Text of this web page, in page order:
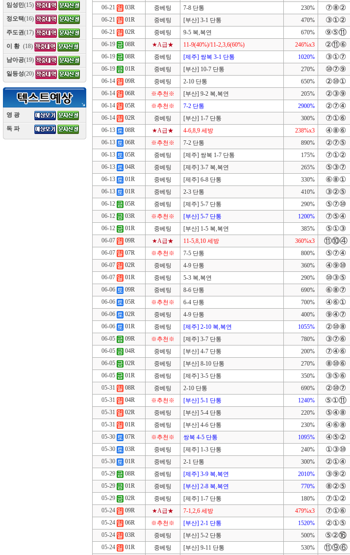
임성민(15)
정오택(16)
주도권(17)
이 황 (18)
남아공(19)
일등성(20)
영 광
독 파
06-21
03R 중베팅 7-8 단통 230% ⑦⑧②
06-21
01R 중베팅 [부산] 3-1 단통 470% ③①②
06-21
02R 중베팅 9-5 복,복연 670% ⑨⑤⑪
06-19
08R ★A급★ 11-9(40%)/11-2,3,6(60%) 246%x3 ②⑪⑥
06-19
08R 중베팅 [제주] 쌍복 3-1 단통 1020% ③①⑦
06-19
01R 중베팅 [부산] 10-7 단통 270% ⑩⑦⑨
06-14
09R 중베팅 2-10 단통 650% ②⑩①
06-14
06R ※추천※ [부산] 9-2 복,복연 205% ②③⑨
06-14
05R ※추천※ 7-2 단통 2900% ②⑦④
06-14
02R 중베팅 [부산] 1-7 단통 300% ⑦①⑥
06-13
08R ★A급★ 4-6,8,9 세방 238%x3 ④⑧⑥
06-13
06R ※추천※ 7-2 단통 890% ②⑦⑤
06-13
05R 중베팅 [제주] 쌍복 1-7 단통 175% ⑦①②
06-13
04R 중베팅 [제주] 3-7 복,복연 265% ⑤③⑦
06-13
01R 중베팅 [제주] 6-8 단통 330% ⑥⑧①
06-13
01R 중베팅 2-3 단통 410% ③②⑤
06-12
05R 중베팅 [제주] 5-7 단통 290% ⑤⑦⑩
06-12
03R ※추천※ [부산] 5-7 단통 1200% ⑦⑤④
06-12
01R 중베팅 [부산] 1-5 복,복연 385% ⑤①③
06-07
09R ★A급★ 11-5,8,10 세방 360%x3 ⑪⑩④
06-07
07R ※추천※ 7-5 단통 800% ⑤⑦④
06-07
02R 중베팅 4-9 단통 360% ④⑨⑩
06-07
01R 중베팅 5-3 복,복연 290% ⑩③⑤
06-06
09R 중베팅 8-6 단통 690% ⑥⑧⑦
06-06
05R ※추천※ 6-4 단통 700% ④⑥①
06-06
02R 중베팅 4-9 단통 400% ⑨④⑦
06-06
01R 중베팅 [제주] 2-10 복,복연 1055% ②⑩⑧
06-05
09R ※추천※ [제주] 3-7 단통 780% ③⑦⑥
06-05
04R 중베팅 [부산] 4-7 단통 200% ⑦④⑥
06-05
02R 중베팅 [부산] 8-10 단통 270% ⑧⑩⑥
06-05
01R 중베팅 [제주] 3-5 단통 350% ③⑤⑥
05-31
08R 중베팅 2-10 단통 690% ②⑩⑦
05-31
04R ※추천※ [부산] 5-1 단통 1240% ⑤①⑪
05-31
02R 중베팅 [부산] 5-4 단통 220% ⑤④⑧
05-31
01R 중베팅 [부산] 4-6 단통 230% ④⑥⑧
05-30
07R ※추천※ 쌍복 4-5 단통 1095% ④⑤②
05-30
03R 중베팅 [제주] 1-3 단통 240% ①③⑩
05-30
01R 중베팅 2-1 단통 300% ②①④
05-29
08R 중베팅 [제주] 3-9 복,복연 2010% ③⑨②
05-29
01R 중베팅 [부산] 2-8 복,복연 770% ⑧②⑤
05-29
02R 중베팅 [제주] 1-7 단통 180% ⑦①②
05-24
09R ★A급★ 7-1,2,6 세방 479%x3 ⑦①⑥
05-24
06R ※추천※ [부산] 2-1 단통 1520% ②①⑤
05-24
03R 중베팅 [부산] 5-2 단통 500% ⑤②⑯
05-24
01R 중베팅 [부산] 9-11 단통 530% ⑪⑨⑥